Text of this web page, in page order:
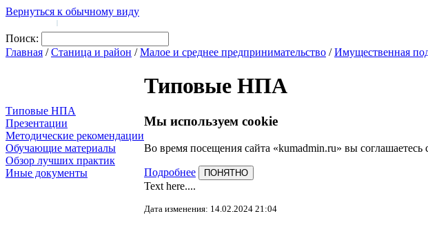
Вернуться к обычному виду
|
Поиск:
Главная /Станица и район /Малое и среднее предпринимательство /Имущественная
Типовые НПА
Презентации
Методические рекомендации
Обучающие материалы
Обзор лучших практик
Иные документы
Типовые НПА
Мы используем cookie
Во время посещения сайта «kumadmin.ru» вы
Подробнее ПОНЯТНО
Text here....
Дата изменения: 14.02.2024 21:04